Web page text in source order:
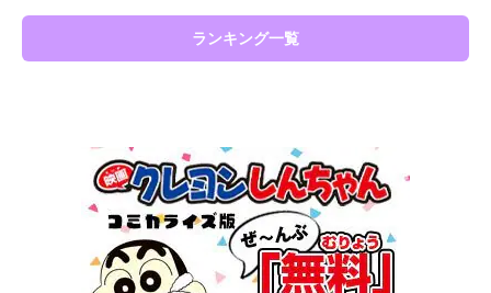
ランキング一覧